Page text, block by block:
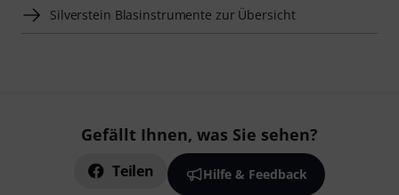
Silverstein Blasinstrumente zur Übersicht
Gefällt Ihnen, was Sie sehen?
Teilen Hilfe & Feedback